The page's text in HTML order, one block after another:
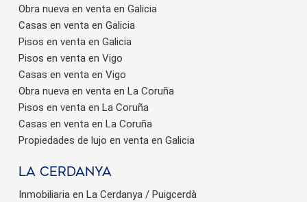
Obra nueva en venta en Galicia
Casas en venta en Galicia
Pisos en venta en Galicia
Pisos en venta en Vigo
Casas en venta en Vigo
Obra nueva en venta en La Coruña
Pisos en venta en La Coruña
Casas en venta en La Coruña
Propiedades de lujo en venta en Galicia
La Cerdanya
Inmobiliaria en La Cerdanya / Puigcerdà